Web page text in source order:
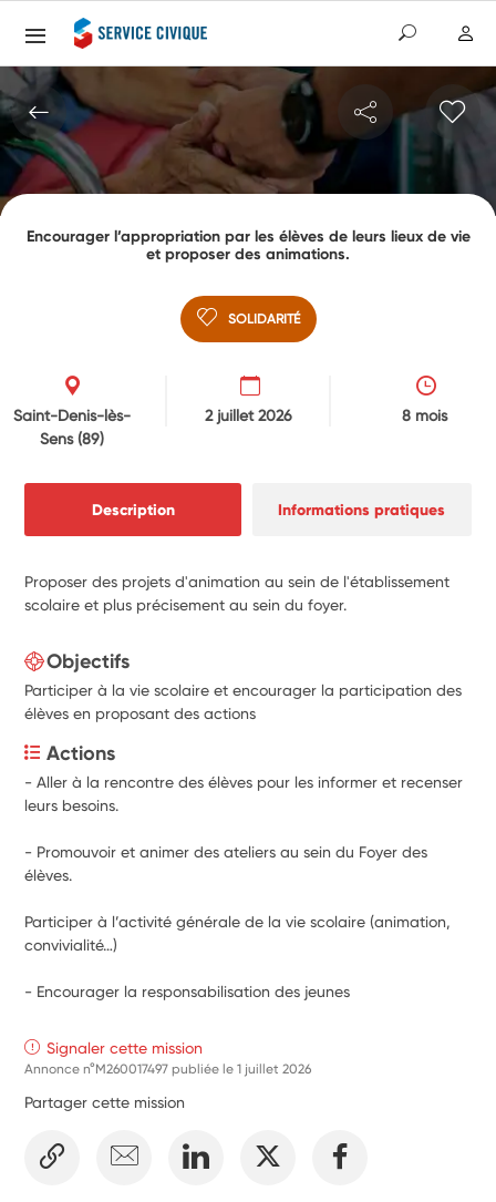
Encourager l’appropriation par les élèves de leurs lieux de vie
et proposer des animations.
SOLIDARITÉ
Saint-Denis-lès-
Sens(89)
2 juillet 2026 8 mois
Description Informations pratiques
Proposer des projets d'animation au sein de l'établissement
scolaire et plus précisement au sein du foyer.
Objectifs
Participer à la vie scolaire et encourager la participation des
élèves en proposant des actions
Actions
- Aller à la rencontre des élèves pour les informer et recenser
leurs besoins.
- Promouvoir et animer des ateliers au sein du Foyer des
élèves.
Participer à l’activité générale de la vie scolaire (animation,
convivialité…)
- Encourager la responsabilisation des jeunes
Signaler cette mission
Annonce n°M260017497 publiée le1 juillet 2026
Partager cette mission